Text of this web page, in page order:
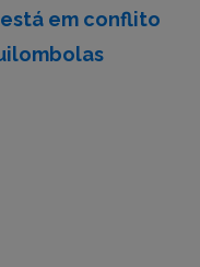
em conflito